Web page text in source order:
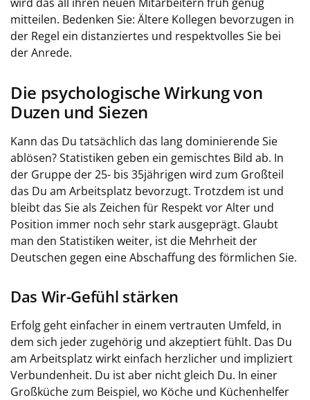
mitteilen. Bedenken Sie: Ältere Kollegen bevorzugen in
der Regel ein distanziertes und respektvolles Sie bei
der Anrede.
Die psychologische Wirkung von
Duzen und Siezen
Kann das Du tatsächlich das lang dominierende Sie
ablösen? Statistiken geben ein gemischtes Bild ab. In
der Gruppe der 25- bis 35jährigen wird zum Großteil
das Du am Arbeitsplatz bevorzugt. Trotzdem ist und
bleibt das Sie als Zeichen für Respekt vor Alter und
Position immer noch sehr stark ausgeprägt. Glaubt
man den Statistiken weiter, ist die Mehrheit der
Deutschen gegen eine Abschaffung des förmlichen Sie.
Das Wir-Gefühl stärken
Erfolg geht einfacher in einem vertrauten Umfeld, in
dem sich jeder zugehörig und akzeptiert fühlt. Das Du
am Arbeitsplatz wirkt einfach herzlicher und impliziert
Verbundenheit. Du ist aber nicht gleich Du. In einer
Großküche zum Beispiel, wo Köche und Küchenhelfer